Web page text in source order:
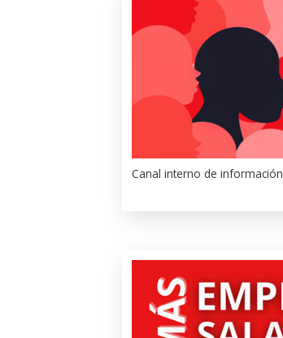
Canal interno de información